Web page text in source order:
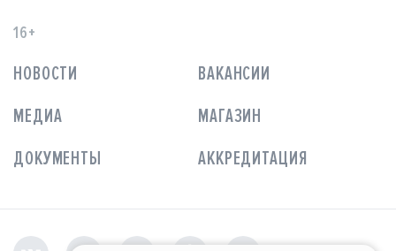
16+
НОВОСТИ
ВАКАНСИИ
МЕДИА
МАГАЗИН
ДОКУМЕНТЫ
АККРЕДИТАЦИЯ